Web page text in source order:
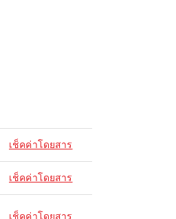
เช็คค่าโดยสาร
เช็คค่าโดยสาร
เช็คค่าโดยสาร